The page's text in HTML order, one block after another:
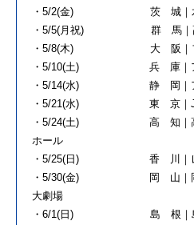
・5/2(金) 茨 城｜水戸
・5/5(月祝) 群 馬｜高崎
・5/8(木) 大 阪｜フェ
・5/10(土) 兵 庫｜アク
・5/14(水) 静 岡｜アク
・5/21(水) 東 京｜
・5/24(土) 高 知｜高知
ホール
・5/25(日) 香 川｜レク
・5/30(金) 岡 山｜岡山
大劇場
・6/1(日) 島 根｜島根